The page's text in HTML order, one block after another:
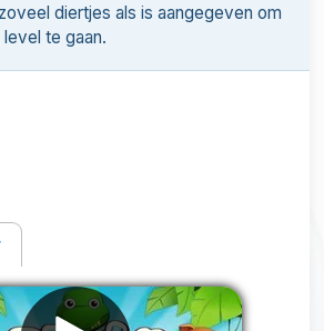
diertjes als is aangegeven om
te gaan.